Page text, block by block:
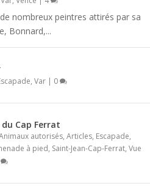
nombreux peintres attirés par sa
Bonnard,...
,Var | 0
Cap Ferrat
autorisés,Articles, Escapade,
à pied, Saint-Jean-Cap-Ferrat,Vue